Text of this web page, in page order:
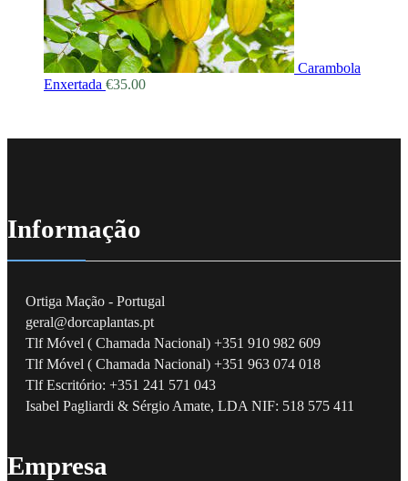
Carambola
Enxertada €35.00
Informação
Ortiga Mação - Portugal
geral@dorcaplantas.pt
Tlf Móvel ( Chamada Nacional) +351 910 982 609
Tlf Móvel ( Chamada Nacional) +351 963 074 018
Tlf Escritório: +351 241 571 043
Isabel Pagliardi & Sérgio Amate, LDA NIF: 518 575 411
Empresa